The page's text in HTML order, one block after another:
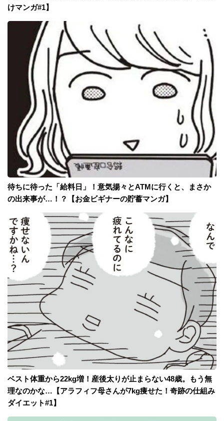
けマンガ#1】
待ちに待った「給料日」！意気揚々とATMに行くと、まさか
の出来事が…！？【お金ビギナーの貯蓄マンガ】
ベスト体重から22kg増！産後太りが止まらない48歳。もう無
理なのかな…【アラフィフ母さんが7kg痩せた！奇跡の仕組み
ダイエット#1】